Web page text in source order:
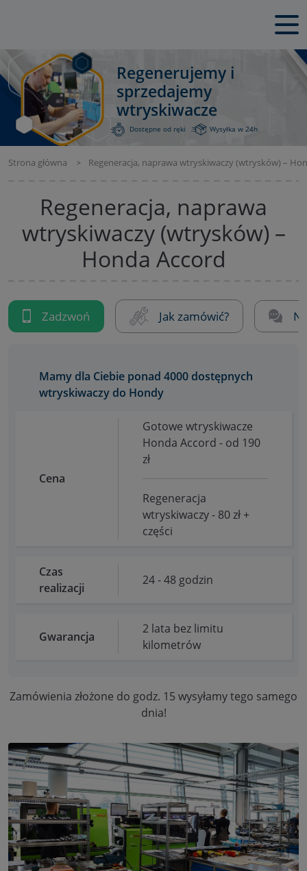
Regenerujemy i
sprzedajemy
wtryskiwacze
Dostępne od ręki Wysyłka w 24h
Strona główna Regeneracja, naprawa wtryskiwaczy (wtrysków) –
Regeneracja, naprawa
wtryskiwaczy (wtrysków) –
Honda Accord
Zadzwoń Jak zamówić?
Mamy dla Ciebie ponad 4000 dostępnych
wtryskiwaczy do Hondy
Cena
Gotowe wtryskiwacze
Honda Accord - od 190
zł
Regeneracja
wtryskiwaczy - 80 zł +
części
Czas
realizacji
24 - 48 godzin
Gwarancja
2 lata bez limitu
kilometrów
Zamówienia złożone do godz. 15 wysyłamy tego samego
dnia!